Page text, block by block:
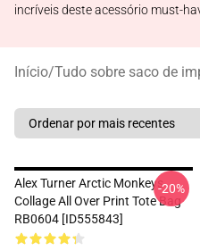
incríveis deste acessório must-
Início/Tudo sobre saco de
Alex Turner Arctic Monkeys
Collage All Over Print Tote Bag
RB0604 [ID555843]
-20%